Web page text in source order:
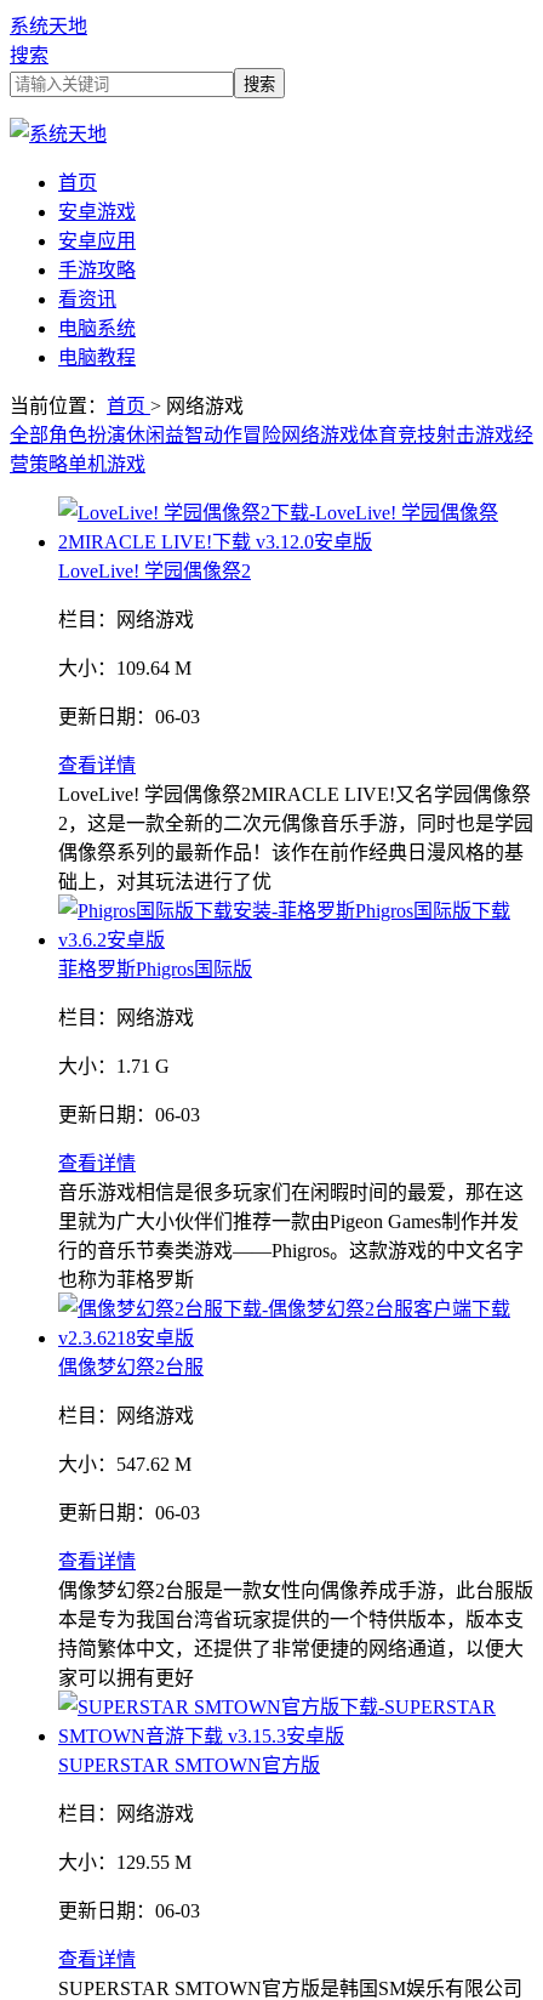
系统天地
搜索
首页
安卓游戏
安卓应用
手游攻略
看资讯
电脑系统
电脑教程
当前位置： 首页 > 网络游戏
全部角色扮演休闲益智动作冒险网络游戏体育竞技射击游戏经
营策略单机游戏
LoveLive! 学园偶像祭2
栏目： 网络游戏
大小： 109.64 M
更新日期： 06-03
查看详情
LoveLive! 学园偶像祭2MIRACLE LIVE!又名学园偶像祭
2，这是一款全新的二次元偶像音乐手游，同时也是学园
偶像祭系列的最新作品！该作在前作经典日漫风格的基
础上，对其玩法进行了优
菲格罗斯Phigros国际版
栏目： 网络游戏
大小： 1.71 G
更新日期： 06-03
查看详情
音乐游戏相信是很多玩家们在闲暇时间的最爱，那在这
里就为广大小伙伴们推荐一款由Pigeon Games制作并发
行的音乐节奏类游戏——Phigros。这款游戏的中文名字
也称为菲格罗斯
偶像梦幻祭2台服
栏目： 网络游戏
大小： 547.62 M
更新日期： 06-03
查看详情
偶像梦幻祭2台服是一款女性向偶像养成手游，此台服版
本是专为我国台湾省玩家提供的一个特供版本，版本支
持简繁体中文，还提供了非常便捷的网络通道，以便大
家可以拥有更好
SUPERSTAR SMTOWN官方版
栏目： 网络游戏
大小： 129.55 M
更新日期： 06-03
查看详情
SUPERSTAR SMTOWN官方版是韩国SM娱乐有限公司